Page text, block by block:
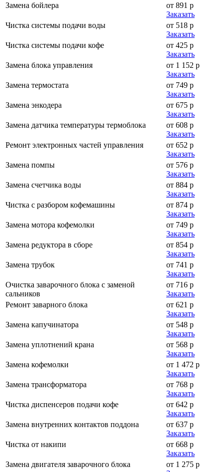
Замена бойлера
от 891 р
Заказать
Чистка системы подачи воды
от 518 р
Заказать
Чистка системы подачи кофе
от 425 р
Заказать
Замена блока управления
от 1 152 р
Заказать
Замена термостата
от 749 р
Заказать
Замена энкодера
от 675 р
Заказать
Замена датчика температуры термоблока
от 608 р
Заказать
Ремонт электронных частей управления
от 652 р
Заказать
Замена помпы
от 576 р
Заказать
Замена счетчика воды
от 884 р
Заказать
Чистка с разбором кофемашины
от 874 р
Заказать
Замена мотора кофемолки
от 749 р
Заказать
Замена редуктора в сборе
от 854 р
Заказать
Замена трубок
от 741 р
Заказать
Очистка заварочного блока с заменой
сальников
от 716 р
Заказать
Ремонт заварного блока
от 621 р
Заказать
Замена капучинатора
от 548 р
Заказать
Замена уплотнений крана
от 568 р
Заказать
Замена кофемолки
от 1 472 р
Заказать
Замена трансформатора
от 768 р
Заказать
Чистка диспенсеров подачи кофе
от 642 р
Заказать
Замена внутренних контактов поддона
от 637 р
Заказать
Чистка от накипи
от 668 р
Заказать
Замена двигателя заварочного блока
от 1 275 р